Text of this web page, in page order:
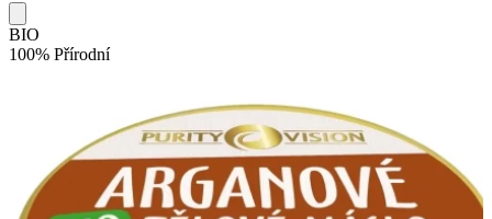
BIO
100% Přírodní